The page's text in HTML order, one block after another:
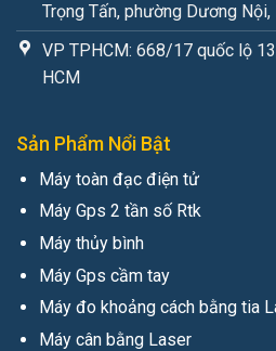
Trọng Tấn, phường Dương Nội,
VP TPHCM: 668/17 quốc lộ
HCM
Sản Phẩm Nổi Bật
Máy toàn đạc điện tử
Máy Gps 2 tần số Rtk
Máy thủy bình
Máy Gps cầm tay
Máy đo khoảng cách bằng tia
Máy cân bằng Laser